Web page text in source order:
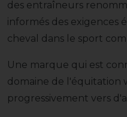
des entraîneurs
informés des exigences
cheval dans le sport
Une marque qui est
domaine de l'équitation
progressivement vers